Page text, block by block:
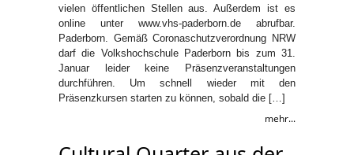
vielen öffentlichen Stellen aus. Außerdem ist es
online unter www.vhs-paderborn.de abrufbar.
Paderborn. Gemäß Coronaschutzverordnung NRW
darf die Volkshochschule Paderborn bis zum 31.
Januar leider keine Präsenzveranstaltungen
durchführen. Um schnell wieder mit den
Präsenzkursen starten zu können, sobald die […]
mehr...